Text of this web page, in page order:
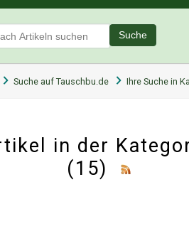
Suche
Suche auf Tauschbu.de Ihre Suche in
in der
(15)